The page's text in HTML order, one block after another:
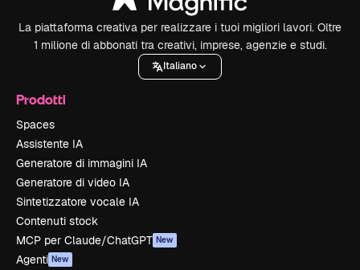
La piattaforma creativa per realizzare i tuoi migliori lavori. Oltre
1 milione di abbonati tra creativi, imprese, agenzie e studi.
Italiano
Prodotti
Spaces
Assistente IA
Generatore di immagini IA
Generatore di video IA
Sintetizzatore vocale IA
Contenuti stock
MCP per Claude/ChatGPT New
Agenti New